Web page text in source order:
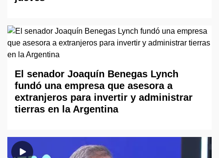
El senador Joaquín Benegas Lynch
fundó una empresa que asesora a
extranjeros para invertir y administrar
tierras en la Argentina